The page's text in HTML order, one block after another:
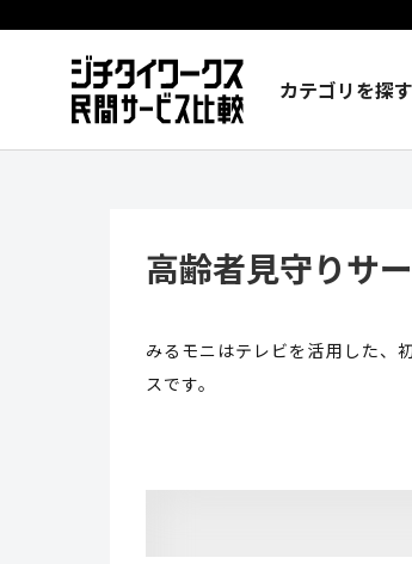
カテゴリを探す
高齢者見守りサ
みるモニはテレビを活用した、
スです。